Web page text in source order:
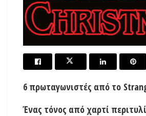
6 πρωταγωνιστές από το
Ένας τόνος από χαρτί